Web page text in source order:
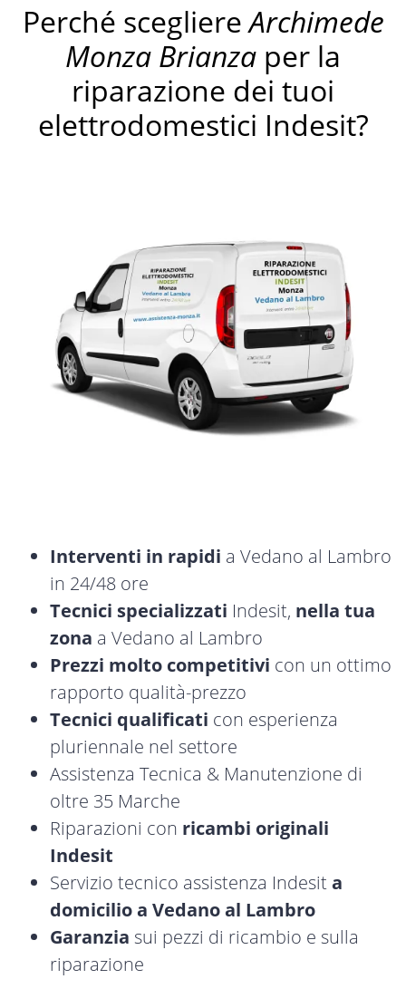
Perché scegliereArchimede
Monza Brianza per la
riparazione dei tuoi
elettrodomestici Indesit?
Interventi in rapidi a Vedano al Lambro
in 24/48 ore
Tecnici specializzati Indesit, nella tua
zona a Vedano al Lambro
Prezzi molto competitivi con un ottimo
rapporto qualità-prezzo
Tecnici qualificati con esperienza
pluriennale nel settore
Assistenza Tecnica & Manutenzione di
oltre 35 Marche
Riparazioni con ricambi originali
Indesit
Servizio tecnico assistenza Indesita
domicilio a Vedano al Lambro
Garanzia sui pezzi di ricambio e sulla
riparazione